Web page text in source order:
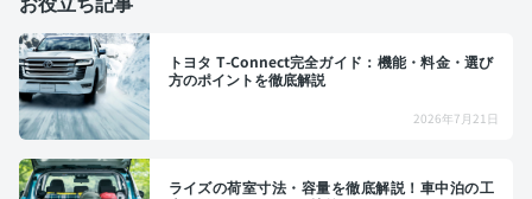
トヨタ T-Connect完全ガイド：機能・料金・選び
方のポイントを徹底解説
2026年7月21日
ライズの荷室寸法・容量を徹底解説！車中泊の工